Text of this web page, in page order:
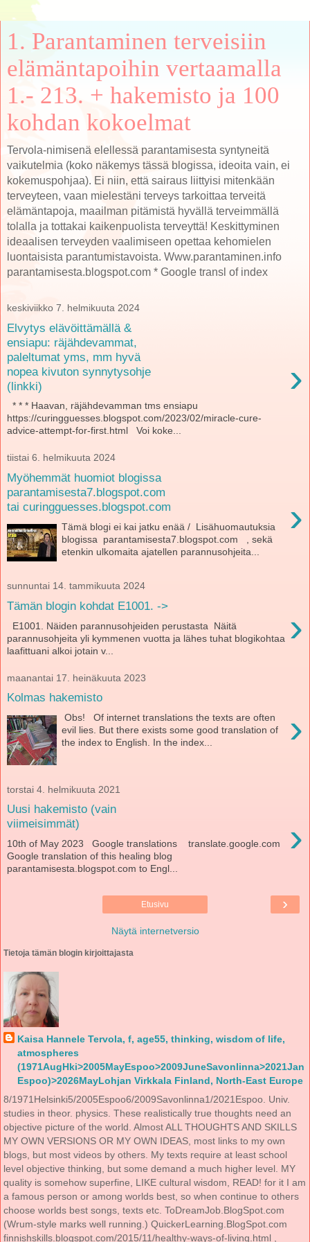
1. Parantaminen terveisiin
elämäntapoihin vertaamalla
1.- 213. + hakemisto ja 100
kohdan kokoelmat
Tervola-nimisenä elellessä parantamisesta syntyneitä
vaikutelmia (koko näkemys tässä blogissa, ideoita vain, ei
kokemuspohjaa). Ei niin, että sairaus liittyisi mitenkään
terveyteen, vaan mielestäni terveys tarkoittaa terveitä
elämäntapoja, maailman pitämistä hyvällä terveimmällä
tolalla ja tottakai kaikenpuolista terveyttä! Keskittyminen
ideaalisen terveyden vaalimiseen opettaa kehomielen
luontaisista parantumistavoista. Www.parantaminen.info
parantamisesta.blogspot.com * Google transl of index
keskiviikko 7. helmikuuta 2024
Elvytys elävöittämällä &
ensiapu: räjähdevammat,
paleltumat yms, mm hyvä
nopea kivuton synnytysohje
(linkki)
›
* * * Haavan, räjähdevamman tms ensiapu
https://curingguesses.blogspot.com/2023/02/miracle-cure-
advice-attempt-for-first.html Voi koke...
tiistai 6. helmikuuta 2024
Myöhemmät huomiot blogissa
parantamisesta7.blogspot.com
tai curingguesses.blogspot.com
›
Tämä blogi ei kai jatku enää / Lisähuomautuksia
blogissa parantamisesta7.blogspot.com , sekä
etenkin ulkomaita ajatellen parannusohjeita...
sunnuntai 14. tammikuuta 2024
Tämän blogin kohdat E1001. -> ›
E1001. Näiden parannusohjeiden perustasta Näitä
parannusohjeita yli kymmenen vuotta ja lähes tuhat blogikohtaa
laafittuani alkoi jotain v...
maanantai 17. heinäkuuta 2023
Kolmas hakemisto
›
Obs! Of internet translations the texts are often
evil lies. But there exists some good translation of
the index to English. In the index...
torstai 4. helmikuuta 2021
Uusi hakemisto (vain
viimeisimmät)
›
10th of May 2023 Google translations translate.google.com
Google translation of this healing blog
parantamisesta.blogspot.com to Engl...
›
Etusivu
Näytä internetversio
Tietoja tämän blogin kirjoittajasta
Kaisa Hannele Tervola, f, age55, thinking, wisdom of life,
atmospheres
(1971AugHki>2005MayEspoo>2009JuneSavonlinna>2021Jan
Espoo)>2026MayLohjan Virkkala Finland, North-East Europe
8/1971Helsinki5/2005Espoo6/2009Savonlinna1/2021Espoo. Univ.
studies in theor. physics. These realistically true thoughts need an
objective picture of the world. Almost ALL THOUGHTS AND SKILLS
MY OWN VERSIONS OR MY OWN IDEAS, most links to my own
blogs, but most videos by others. My texts require at least school
level objective thinking, but some demand a much higher level. MY
quality is somehow superfine, LIKE cultural wisdom, READ! for it I am
a famous person or among worlds best, so when continue to others
choose worlds best songs, texts etc. ToDreamJob.BlogSpot.com
(Wrum-style marks well running.) QuickerLearning.BlogSpot.com
finnishskills.blogspot.com/2015/11/healthy-ways-of-living.html ,